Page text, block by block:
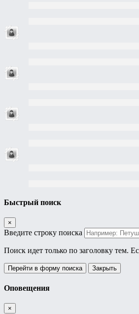
Быстрый поиск
×
Введите строку поиска
Поиск идет только по заголовку тем.
Перейти в форму поиска Закрыть
Оповещения
×